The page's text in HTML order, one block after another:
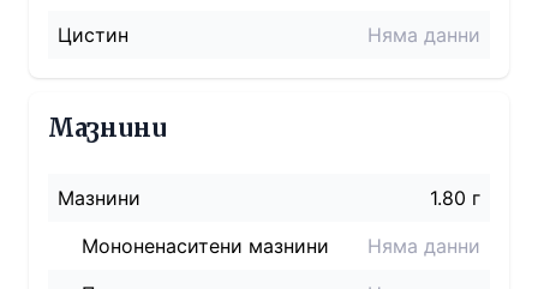
Цистин
Няма данни
Мазнини
Мазнини
1.80 г
Мононенаситени мазнини
Няма данни